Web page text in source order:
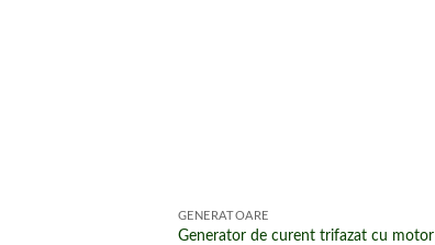
GENERATOARE
Generator de curent trifazat cu motor